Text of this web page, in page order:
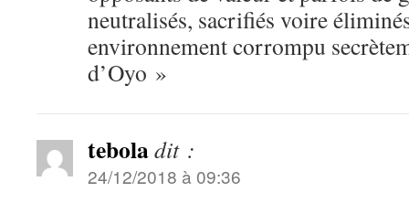
neutralisés, sacrifiés voire
environnement corrompu
d’Oyo »
teboladit :
24/12/2018 à 09:36